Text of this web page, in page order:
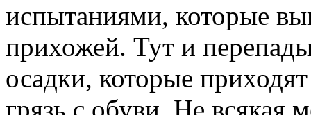
испытаниями, которые
прихожей. Тут и
осадки, которые